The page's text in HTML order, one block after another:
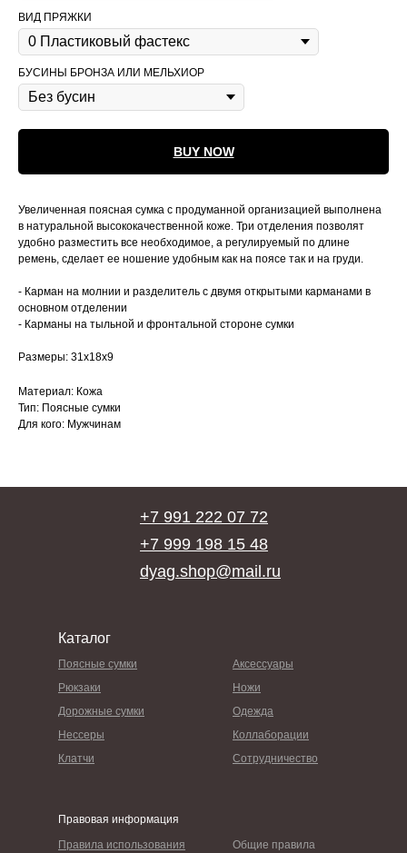
ВИД ПРЯЖКИ
БУСИНЫ БРОНЗА ИЛИ МЕЛЬХИОР
BUY NOW
Увеличенная поясная сумка с продуманной организацией выполнена
в натуральной высококачественной коже. Три отделения позволят
удобно разместить все необходимое, а регулируемый по длине
ремень, сделает ее ношение удобным как на поясе так и на груди.
- Карман на молнии и разделитель с двумя открытыми карманами в
основном отделении
- Карманы на тыльной и фронтальной стороне сумки
Размеры: 31х18х9
Материал: Кожа
Тип: Поясные сумки
Для кого: Мужчинам
Правила использования
+7 991 222 07 72
dyag.shop@mail.ru
Правовая информация
Каталог
Общие правила
Поясные сумки Аксессуары
Дорожные сумки Одежда
Коллаборации
Нессеры
Рюкзаки Ножи
Клатчи Сотрудничество
+7 999 198 15 48